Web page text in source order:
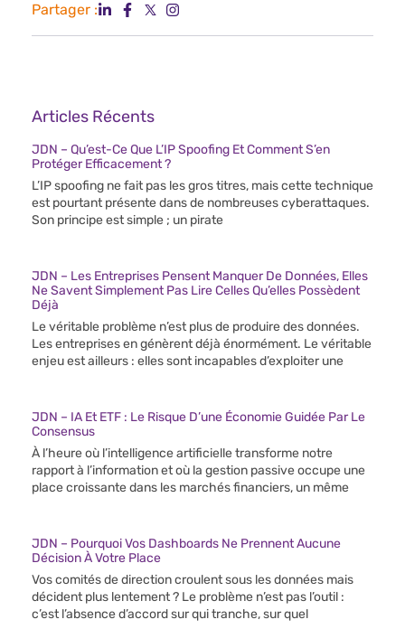
Partager :
Articles Récents
JDN – Qu’est-Ce Que L’IP Spoofing Et Comment S’en
Protéger Efficacement ?
L’IP spoofing ne fait pas les gros titres, mais cette technique
est pourtant présente dans de nombreuses cyberattaques.
Son principe est simple ; un pirate
JDN – Les Entreprises Pensent Manquer De Données, Elles
Ne Savent Simplement Pas Lire Celles Qu’elles Possèdent
Déjà
Le véritable problème n’est plus de produire des données.
Les entreprises en génèrent déjà énormément. Le véritable
enjeu est ailleurs : elles sont incapables d’exploiter une
JDN – IA Et ETF : Le Risque D’une Économie Guidée Par Le
Consensus
À l’heure où l’intelligence artificielle transforme notre
rapport à l’information et où la gestion passive occupe une
place croissante dans les marchés financiers, un même
JDN – Pourquoi Vos Dashboards Ne Prennent Aucune
Décision À Votre Place
Vos comités de direction croulent sous les données mais
décident plus lentement ? Le problème n’est pas l’outil :
c’est l’absence d’accord sur qui tranche, sur quel